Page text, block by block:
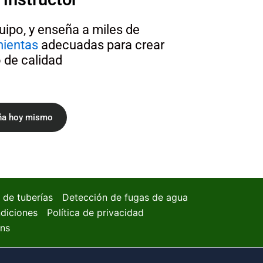
y enseña a miles de
adecuadas para crear
de calidad
hoy mismo
de tuberías
Detección de fugas de agua
Política de privacidad